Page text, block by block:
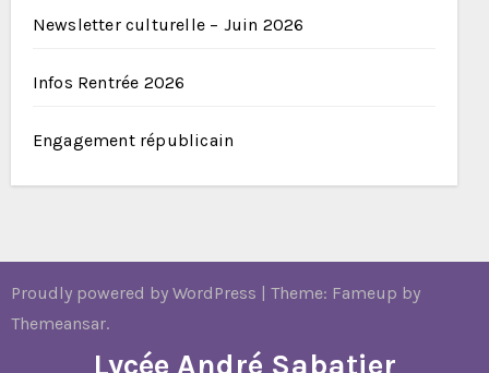
Newsletter culturelle – Juin 2026
Infos Rentrée 2026
Engagement républicain
Proudly powered by WordPress | Theme: Fameup by
Themeansar.
Lycée André Sabatier